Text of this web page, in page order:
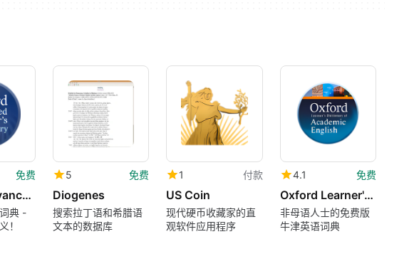
免费
Oxford Advanced Learner’s Dict
典 -
！
5 免费
Diogenes
搜索拉丁语和希腊语
文本的数据库
1 付款
US Coin
现代硬币收藏家的直
观软件应用程序
4.1 免费
Oxford Learner's Dictionary of Academic English
非母语人士的免费版
牛津英语词典